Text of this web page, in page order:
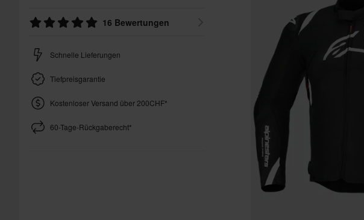
16 Bewertungen
Schnelle Lieferungen
Tiefpreisgarantie
Kostenloser Versand über 200CHF*
60-Tage-Rückgaberecht*